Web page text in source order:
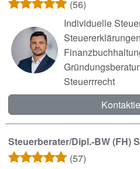
(56)
Individuelle
Steuerrrecht
Steuerberater/Dipl.-BW (FH)
(57)